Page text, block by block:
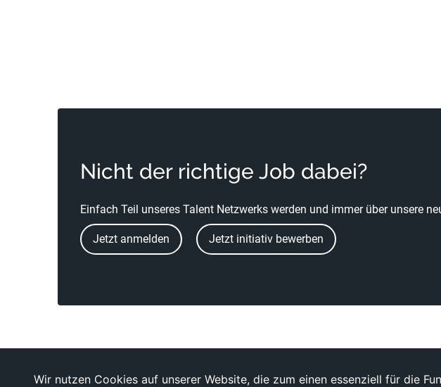
Nicht der richtige Job dabei?
Einfach Teil unseres Talent Netzwerks werden und immer über unsere
Jetzt anmelden Jetzt initiativ bewerben
Wir nutzen Cookies auf unserer Website, die zum einen essenziell für die